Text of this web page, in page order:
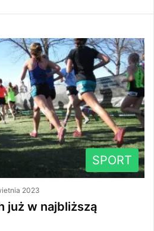
SPORT
2023
już w najbliższą